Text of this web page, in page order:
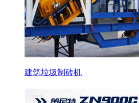
建筑垃圾制砖机